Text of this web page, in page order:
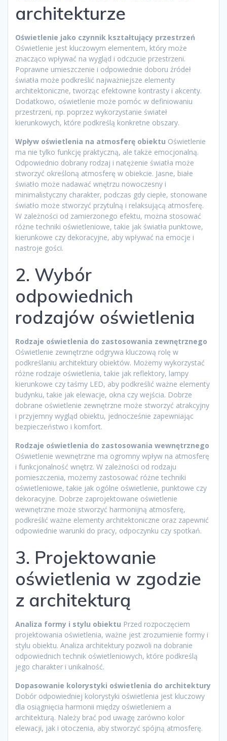
architekturze
Oświetlenie jako czynnik kształtujący przestrzeń
Oświetlenie jest kluczowym elementem, który może
znacząco wpływać na wygląd i odczucie przestrzeni.
Poprawne umieszczenie i odpowiednie doboru źródeł
światła może podkreślić najważniejsze elementy
architektoniczne, tworząc efektowne kontrasty i akcenty.
Dodatkowo, oświetlenie może pomóc w definiowaniu
przestrzeni, np. poprzez wykorzystanie świateł
kierunkowych, które podkreślą konkretne obszary.
Wpływ oświetlenia na atmosferę obiektu Oświetlenie
ma nie tylko funkcję praktyczną, ale także emocjonalną.
Odpowiednio dobrany rodzaj i natężenie światła może
stworzyć określoną atmosferę w obiekcie. Jasne, białe
światło może nadawać wnętrzu nowoczesny i
minimalistyczny charakter, podczas gdy ciepłe, stonowane
światło może stworzyć przytulną i relaksującą atmosferę.
W zależności od zamierzonego efektu, można stosować
różne techniki oświetleniowe, takie jak światła punktowe,
kierunkowe czy dekoracyjne, aby wpływać na emocje i
nastroje gości.
2. Wybór
odpowiednich
rodzajów oświetlenia
Rodzaje oświetlenia do zastosowania zewnętrznego
Oświetlenie zewnętrzne odgrywa kluczową rolę w
podkreślaniu architektury obiektów. Możemy wykorzystać
różne rodzaje oświetlenia, takie jak reflektory, lampy
kierunkowe czy taśmy LED, aby podkreślić ważne elementy
budynku, takie jak elewacje, okna czy wejścia. Dobrze
dobrane oświetlenie zewnętrzne może stworzyć atrakcyjny
i przyjemny wygląd obiektu, jednocześnie zapewniając
bezpieczeństwo i komfort.
Rodzaje oświetlenia do zastosowania wewnętrznego
Oświetlenie wewnętrzne ma ogromny wpływ na atmosferę
i funkcjonalność wnętrz. W zależności od rodzaju
pomieszczenia, możemy zastosować różne techniki
oświetleniowe, takie jak ogólne oświetlenie, punktowe czy
dekoracyjne. Dobrze zaprojektowane oświetlenie
wewnętrzne może stworzyć harmonijną atmosferę,
podkreślić ważne elementy architektoniczne oraz zapewnić
odpowiednie warunki do pracy, odpoczynku czy spotkań.
3. Projektowanie
oświetlenia w zgodzie
z architekturą
Analiza formy i stylu obiektu Przed rozpoczęciem
projektowania oświetlenia, ważne jest zrozumienie formy i
stylu obiektu. Analiza architektury pozwoli na dobranie
odpowiednich technik oświetleniowych, które podkreślą
jego charakter i unikalność.
Dopasowanie kolorystyki oświetlenia do architektury
Dobór odpowiedniej kolorystyki oświetlenia jest kluczowy
dla osiągnięcia harmonii między oświetleniem a
architekturą. Należy brać pod uwagę zarówno kolor
elewacji, jak i otoczenia, aby stworzyć spójną atmosferę.